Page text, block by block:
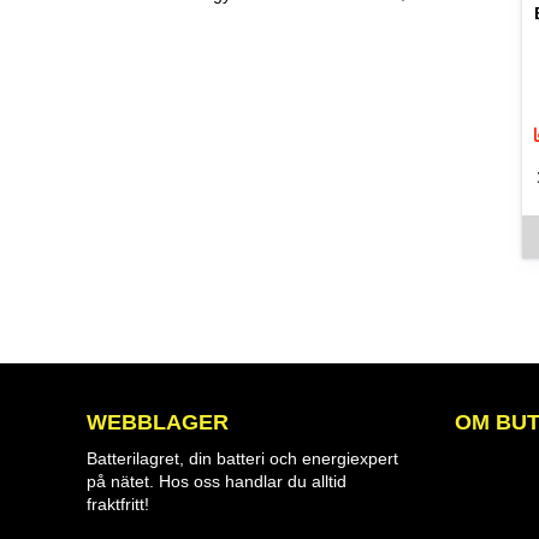
WEBBLAGER
Batterilagret, din batteri och energiexpert
på nätet. Hos oss handlar du alltid
fraktfritt!
OM